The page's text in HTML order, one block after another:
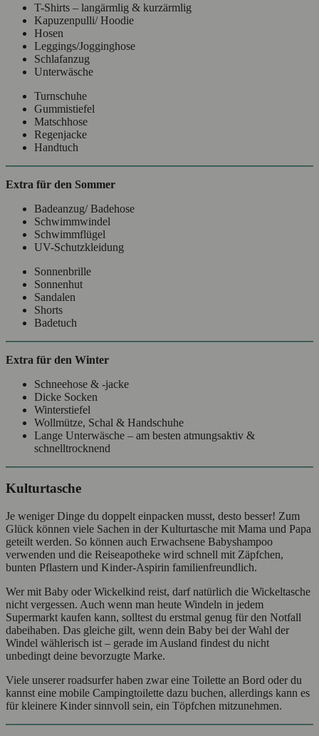
T-Shirts – langärmlig & kurzärmlig
Kapuzenpulli/ Hoodie
Hosen
Leggings/Jogginghose
Schlafanzug
Unterwäsche
Turnschuhe
Gummistiefel
Matschhose
Regenjacke
Handtuch
Extra für den Sommer
Badeanzug/ Badehose
Schwimmwindel
Schwimmflügel
UV-Schutzkleidung
Sonnenbrille
Sonnenhut
Sandalen
Shorts
Badetuch
Extra für den Winter
Schneehose & -jacke
Dicke Socken
Winterstiefel
Wollmütze, Schal & Handschuhe
Lange Unterwäsche – am besten atmungsaktiv &
schnelltrocknend
Kulturtasche
Je weniger Dinge du doppelt einpacken musst, desto besser! Zum
Glück können viele Sachen in der Kulturtasche mit Mama und Papa
geteilt werden. So können auch Erwachsene Babyshampoo
verwenden und die Reiseapotheke wird schnell mit Zäpfchen,
bunten Pflastern und Kinder-Aspirin familienfreundlich.
Wer mit Baby oder Wickelkind reist, darf natürlich die Wickeltasche
nicht vergessen. Auch wenn man heute Windeln in jedem
Supermarkt kaufen kann, solltest du erstmal genug für den Notfall
dabeihaben. Das gleiche gilt, wenn dein Baby bei der Wahl der
Windel wählerisch ist – gerade im Ausland findest du nicht
unbedingt deine bevorzugte Marke.
Viele unserer roadsurfer haben zwar eine Toilette an Bord oder du
kannst eine mobile Campingtoilette dazu buchen, allerdings kann es
für kleinere Kinder sinnvoll sein, ein Töpfchen mitzunehmen.